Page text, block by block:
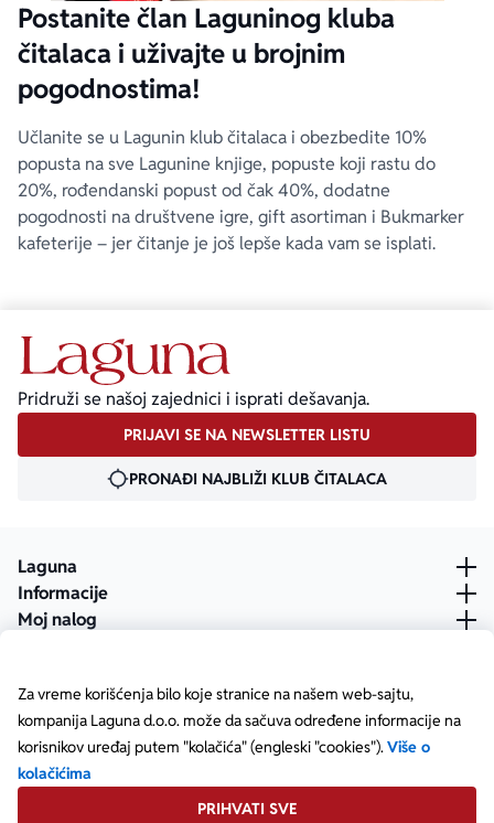
Za vreme korišćenja bilo koje stranice na našem web-sajtu,
kompanija Laguna d.o.o. može da sačuva određene informacije na
korisnikov uređaj putem "kolačića" (engleski "cookies").Više o
kolačićima
PRIHVATI SVE
Postanite član Laguninog kluba
čitalaca i uživajte u brojnim
pogodnostima!
Učlanite se u Lagunin klub čitalaca i obezbedite 10%
popusta na sve Lagunine knjige, popuste koji rastu do
20%, rođendanski popust od čak 40%, dodatne
pogodnosti na društvene igre, gift asortiman i Bukmarker
kafeterije – jer čitanje je još lepše kada vam se isplati.
Pridruži se našoj zajednici i isprati dešavanja.
PRIJAVI SE NA NEWSLETTER LISTU
PRONAĐI NAJBLIŽI KLUB ČITALACA
Laguna
Informacije
Moj nalog